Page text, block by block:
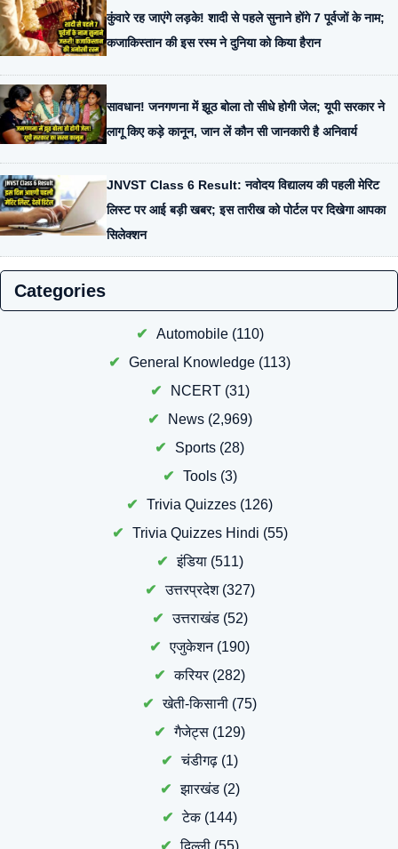
कुंवारे रह जाएंगे लड़के! शादी से पहले सुनाने होंगे 7 पूर्वजों के नाम;
कजाकिस्तान की इस रस्म ने दुनिया को किया हैरान
सावधान! जनगणना में झूठ बोला तो सीधे होगी जेल; यूपी सरकार ने
लागू किए कड़े कानून, जान लें कौन सी जानकारी है अनिवार्य
JNVST Class 6 Result: नवोदय विद्यालय की पहली मेरिट
लिस्ट पर आई बड़ी खबर; इस तारीख को पोर्टल पर दिखेगा आपका
सिलेक्शन
Categories
Automobile(110)
General Knowledge (113)
NCERT(31)
News(2,969)
Sports (28)
Tools(3)
Trivia Quizzes (126)
Trivia Quizzes Hindi (55)
इंडिया(511)
उत्तरप्रदेश(327)
उत्तराखंड(52)
एजुकेशन(190)
करियर(282)
खेती-किसानी (75)
गैजेट्स (129)
चंडीगढ़ (1)
झारखंड(2)
टेक(144)